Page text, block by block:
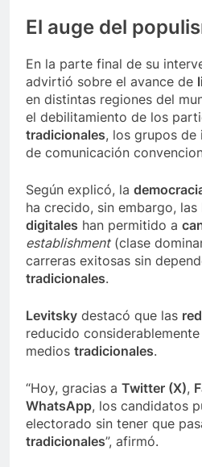
El auge del
En la parte final de su
advirtió sobre el avance de
en distintas regiones del
el debilitamiento de los
tradicionales, los grupos de
de comunicación
Según explicó, la
ha crecido, sin embargo, las
digitales han permitido a
establishment(clase
carreras exitosas sin
tradicionales.
Levitsky destacó que las
reducido
medios tradicionales.
“Hoy, gracias a Twitter (X),
WhatsApp, los candidatos
electorado sin tener que
tradicionales”, afirmó.